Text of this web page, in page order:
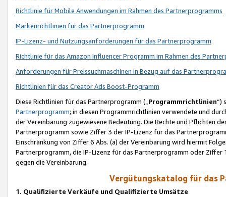
Richtlinie für Mobile Anwendungen im Rahmen des Partnerprogramms
Markenrichtlinien für das Partnerprogramm
IP-Lizenz- und Nutzungsanforderungen für das Partnerprogramm
Richtlinie für das Amazon Influencer Programm im Rahmen des
Anforderungen für Preissuchmaschinen in Bezug auf das
Richtlinien für das Creator Ads Boost-Programm
Diese Richtlinien für das Partnerprogramm („Programmrichtlinien“)
Partnerprogramm; in diesen Programmrichtlinien verwendete und
der Vereinbarung zugewiesene Bedeutung. Die Rechte und Pflichten
Partnerprogramm sowie Ziffer 3 der IP-Lizenz für das
Einschränkung von Ziffer 6 Abs. (a) der Vereinbarung wird hiermit
Partnerprogramm, die IP-Lizenz für das Partnerprogramm oder
gegen die Vereinbarung.
Vergütungskatalog für das
1. Qualifizierte Verkäufe und Qualifizierte Umsätze